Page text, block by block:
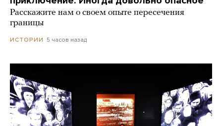
Расскажите нам о своем опыте пересечения
границы
ИСТОРИИ 5 часов назад